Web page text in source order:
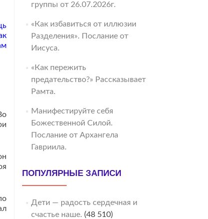
группы от 26.07.2026г.
«Как избавиться от иллюзии
Разделения». Послание от
Иисуса.
«Как пережить
предательство?» Рассказывает
Рамта.
Манифестируйте себя
Божественной Силой.
Послание от Архангела
Гавриила.
ПОПУЛЯРНЫЕ ЗАПИСИ
Дети — радость сердечная и
счастье наше. (48 510)